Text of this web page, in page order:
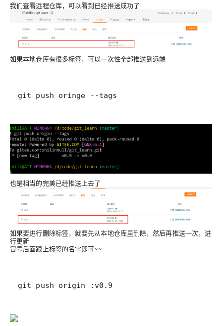
我们查看远程仓库，可以看到已经推送成功了
如果本地仓库有很多标签，可以一次性全部推送到远端
git push oringe --tags
也是相当的完美已经推送上去了
如果要进行删除标签，就要先从本地仓库里删除，然后再推送一次，进
行更新
冒号后面跟上标签的名字即可~~
git push origin :v0.9